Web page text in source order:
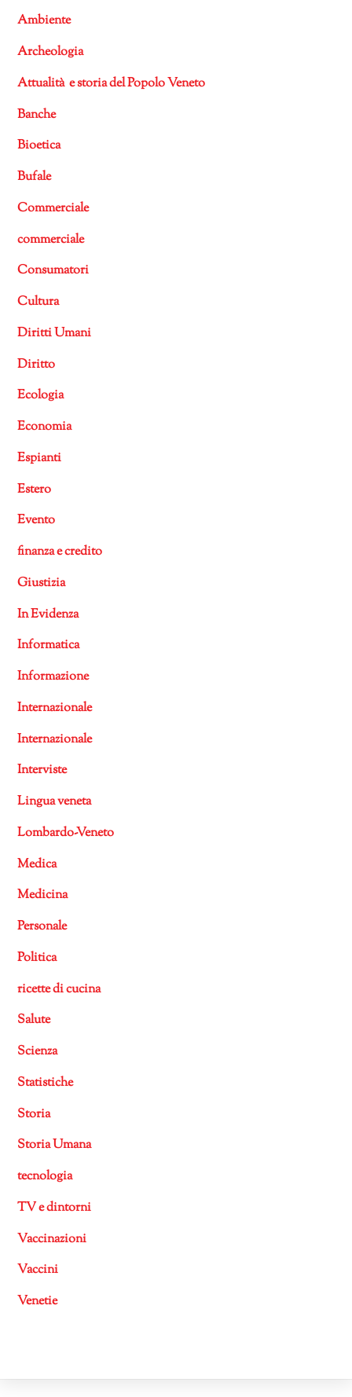
Ambiente
Archeologia
Attualità e storia del Popolo Veneto
Banche
Bioetica
Bufale
Commerciale
commerciale
Consumatori
Cultura
Diritti Umani
Diritto
Ecologia
Economia
Espianti
Estero
Evento
finanza e credito
Giustizia
In Evidenza
Informatica
Informazione
Internazionale
Internazionale
Interviste
Lingua veneta
Lombardo-Veneto
Medica
Medicina
Personale
Politica
ricette di cucina
Salute
Scienza
Statistiche
Storia
Storia Umana
tecnologia
TV e dintorni
Vaccinazioni
Vaccini
Venetie